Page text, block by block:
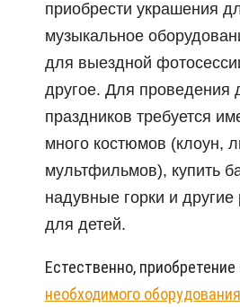
приобрести украшения
музыкальное
для выездной
другое. Для проведения
праздников требуется
много костюмов (клоун,
мультфильмов), купить
надувные горки и другие
для детей.
Естественно, приобретение
необходимого оборудования